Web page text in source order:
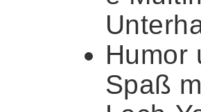
Humor
Spaß